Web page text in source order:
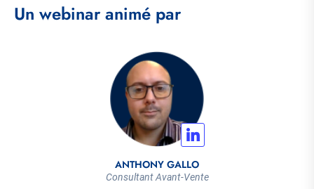
Un webinar animé par
ANTHONY GALLO
Consultant Avant-Vente